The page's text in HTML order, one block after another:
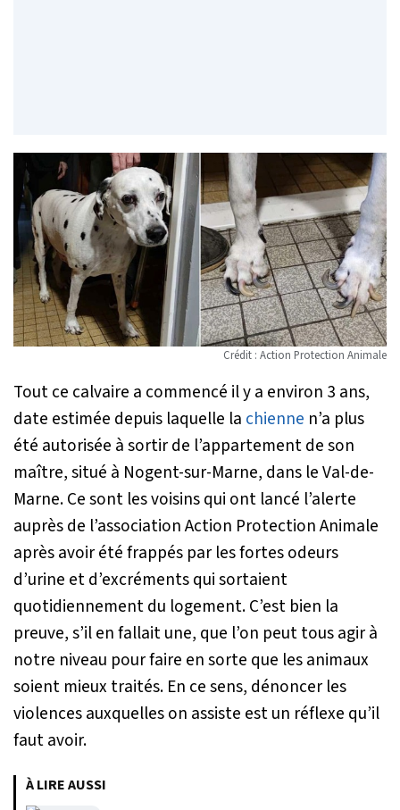
Crédit : Action Protection Animale
Tout ce calvaire a commencé il y a environ 3 ans,
date estimée depuis laquelle la chienne n’a plus
été autorisée à sortir de l’appartement de son
maître, situé à Nogent-sur-Marne, dans le Val-de-
Marne. Ce sont les voisins qui ont lancé l’alerte
auprès de l’association Action Protection Animale
après avoir été frappés par les fortes odeurs
d’urine et d’excréments qui sortaient
quotidiennement du logement. C’est bien la
preuve, s’il en fallait une, que l’on peut tous agir à
notre niveau pour faire en sorte que les animaux
soient mieux traités. En ce sens, dénoncer les
violences auxquelles on assiste est un réflexe qu’il
faut avoir.
À LIRE AUSSI